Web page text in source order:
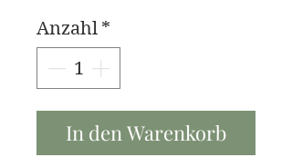
Anzahl *
In den Warenkorb